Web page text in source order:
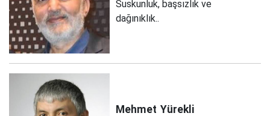
Suskunluk, başsızlık ve
dağınıklık..
Mehmet Yürekli